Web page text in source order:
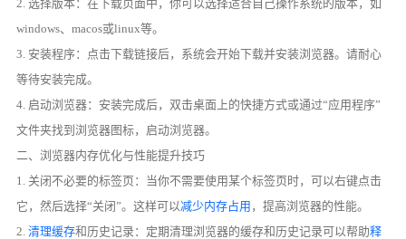
2. 选择版本：在下载页面中，你可以选择适合自己操作系统的版本，如
windows、macos或linux等。
3. 安装程序：点击下载链接后，系统会开始下载并安装浏览器。请耐心
等待安装完成。
4. 启动浏览器：安装完成后，双击桌面上的快捷方式或通过“应用程序”
文件夹找到浏览器图标，启动浏览器。
二、浏览器内存优化与性能提升技巧
1. 关闭不必要的标签页：当你不需要使用某个标签页时，可以右键点击
它，然后选择“关闭”。这样可以减少内存占用 ，提高浏览器的性能。
2.清理缓存和历史记录：定期清理浏览器的缓存和历史记录可以帮助释